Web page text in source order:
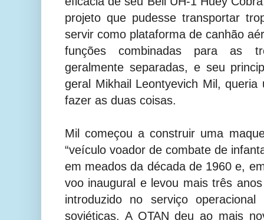
projeto que pudesse transportar
servir como plataforma de canhão
funções combinadas para as
geralmente separadas, e seu
geral Mikhail Leontyevich Mil,
fazer as duas coisas.
Mil começou a construir uma
“veículo voador de combate de
em meados da década de 1960 e,
voo inaugural e levou mais três
introduzido no serviço
soviéticas. A OTAN deu ao mais